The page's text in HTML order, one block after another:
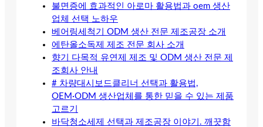
불면증에 효과적인 아로마 활용법과 oem 생산
업체 선택 노하우
베어링세척기 ODM 생산 전문 제조공장 소개
에탄올소독제 제조 전문 회사 소개
향기 다목적 유연제 제조 및 ODM 생산 전문 제
조회사 안내
# 차량대시보드클리너 선택과 활용법,
OEM·ODM 생산업체를 통한 믿을 수 있는 제품
고르기
바닥청소세제 선택과 제조공장 이야기. 깨끗함